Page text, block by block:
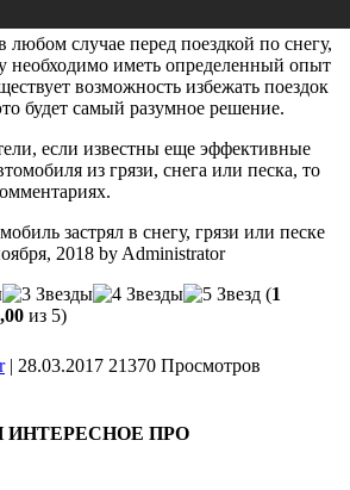
случае перед поездкой по снегу,
необходимо иметь определенный опыт
возможность избежать поездок
будет самый разумное решение.
если известны еще эффективные
из грязи, снега или песка, то
застрял в снегу, грязи или песке
2018 by Administrator
(1
из 5)
| 28.03.2017 21370 Просмотров
ИНТЕРЕСНОЕ ПРО